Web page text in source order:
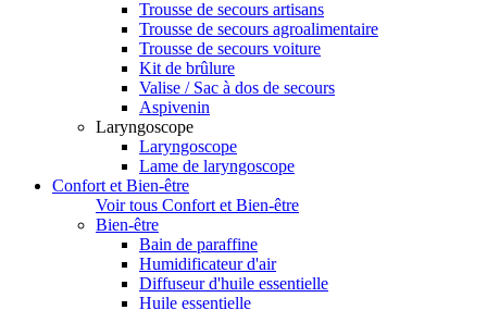
Trousse de secours artisans
Trousse de secours agroalimentaire
Trousse de secours voiture
Kit de brûlure
Valise / Sac à dos de secours
Aspivenin
Laryngoscope
Laryngoscope
Lame de laryngoscope
Confort et Bien-être
Voir tous Confort et Bien-être
Bien-être
Bain de paraffine
Humidificateur d'air
Diffuseur d'huile essentielle
Huile essentielle